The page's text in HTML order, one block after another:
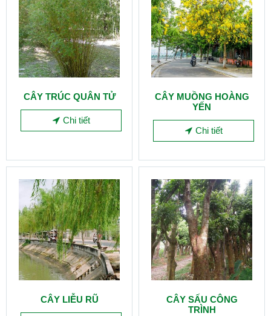
CÂY TRÚC QUÂN TỬ
Chi tiết
CÂY MUỒNG HOÀNG
YẾN
Chi tiết
CÂY LIỄU RŨ
CÂY SẤU CÔNG
TRÌNH